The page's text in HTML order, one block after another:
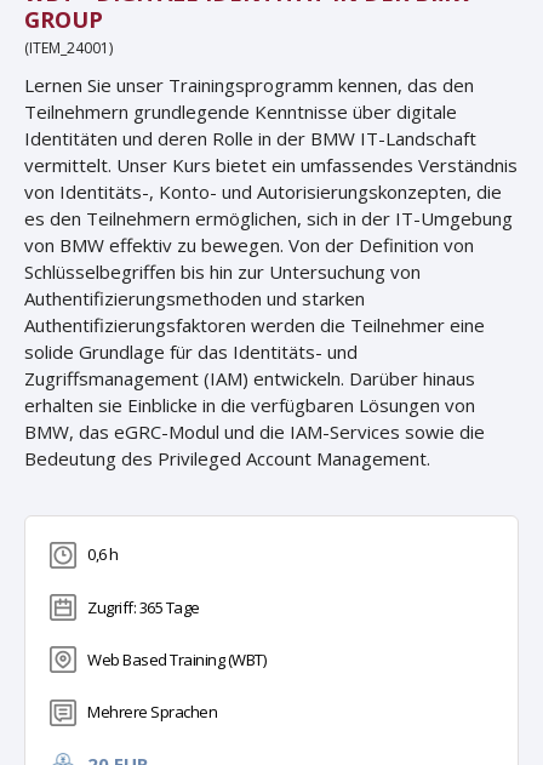
GROUP
(ITEM_24001)
Lernen Sie unser Trainingsprogramm kennen, das den
Teilnehmern grundlegende Kenntnisse über digitale
Identitäten und deren Rolle in der BMW IT-Landschaft
vermittelt. Unser Kurs bietet ein umfassendes Verständnis
von Identitäts-, Konto- und Autorisierungskonzepten, die
es den Teilnehmern ermöglichen, sich in der IT-Umgebung
von BMW effektiv zu bewegen. Von der Definition von
Schlüsselbegriffen bis hin zur Untersuchung von
Authentifizierungsmethoden und starken
Authentifizierungsfaktoren werden die Teilnehmer eine
solide Grundlage für das Identitäts- und
Zugriffsmanagement (IAM) entwickeln. Darüber hinaus
erhalten sie Einblicke in die verfügbaren Lösungen von
BMW, das eGRC-Modul und die IAM-Services sowie die
Bedeutung des Privileged Account Management.
0,6 h
Zugriff: 365 Tage
Web Based Training (WBT)
Mehrere Sprachen